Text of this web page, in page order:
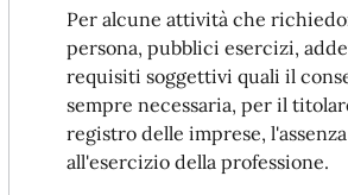
Per alcune attività che
persona, pubblici esercizi,
requisiti soggettivi quali il
sempre necessaria, per il
registro delle imprese,
all'esercizio della professione.